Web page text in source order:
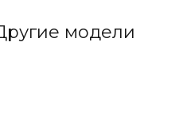
модели